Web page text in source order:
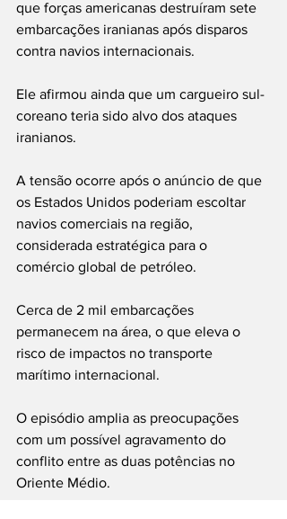
que forças americanas destruíram sete
embarcações iranianas após disparos
contra navios internacionais.
Ele afirmou ainda que um cargueiro sul-
coreano teria sido alvo dos ataques
iranianos.
A tensão ocorre após o anúncio de que
os Estados Unidos poderiam escoltar
navios comerciais na região,
considerada estratégica para o
comércio global de petróleo.
Cerca de 2 mil embarcações
permanecem na área, o que eleva o
risco de impactos no transporte
marítimo internacional.
O episódio amplia as preocupações
com um possível agravamento do
conflito entre as duas potências no
Oriente Médio.